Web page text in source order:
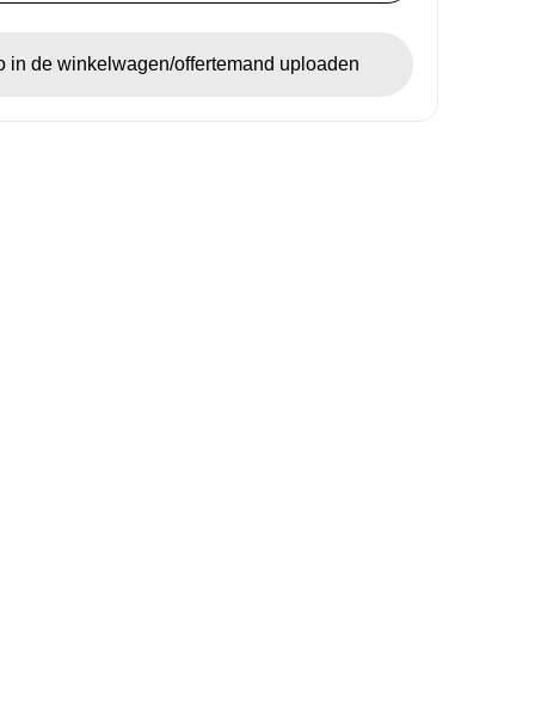
in de winkelwagen/offertemand uploaden